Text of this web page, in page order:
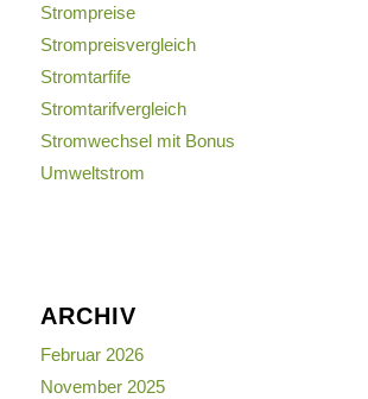
Strompreise
Strompreisvergleich
Stromtarfife
Stromtarifvergleich
Stromwechsel mit Bonus
Umweltstrom
ARCHIV
Februar 2026
November 2025